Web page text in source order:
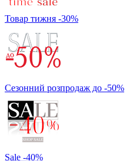
Товар тижня -30%
Сезонний розпродаж до -50%
Sale -40%